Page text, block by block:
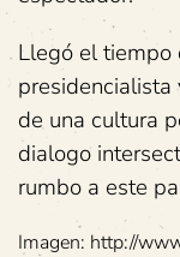
Llegó el tiempo
de una cultura
dialogo
rumbo a este
Imagen: http://